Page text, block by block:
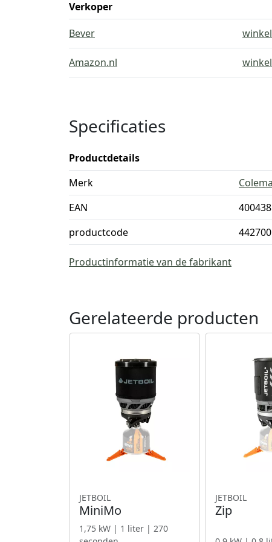
Verkoper
Bever
Amazon.nl
Specificaties
Productdetails
Merk
EAN
productcode
Productinformatie van de fabrikant
Gerelateerde producten
JETBOIL
MiniMo
1,75 kW | 1 liter | 270
JETBOIL
Zip